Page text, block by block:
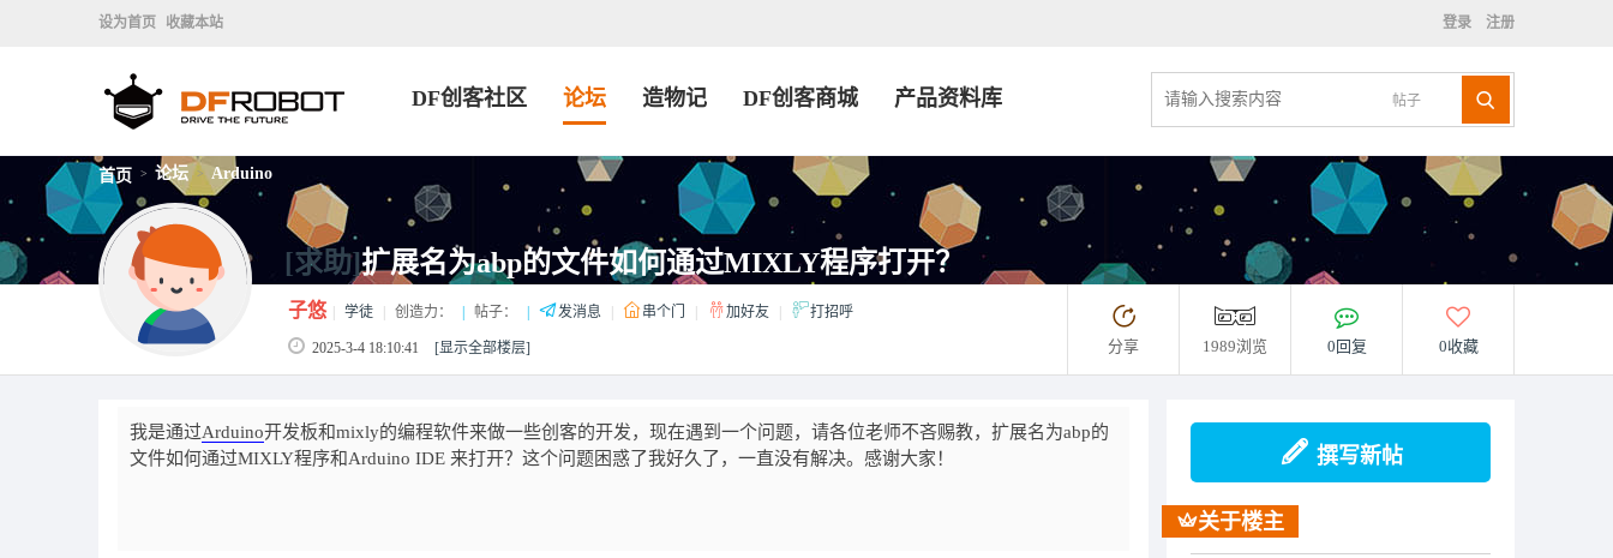
设为首页 收藏本站 登录 注册
帖子
DF创客社区 论坛 造物记 DF创客商城 产品资料库
首页 > 论坛 > Arduino
[求助]扩展名为abp的文件如何通过MIXLY程序打开？
子悠 学徒 创造力： 帖子： 发消息 串个门 加好友 打招呼
2025-3-4 18:10:41 [显示全部楼层] 分享 1989浏览 0回复 0收藏
我是通过Arduino开发板和mixly的编程软件来做一些创客的开发，现在遇到一个问题，请各位老师不吝赐教，扩展名为abp的
文件如何通过MIXLY程序和Arduino IDE 来打开？这个问题困惑了我好久了，一直没有解决。感谢大家！
撰写新帖
关于楼主